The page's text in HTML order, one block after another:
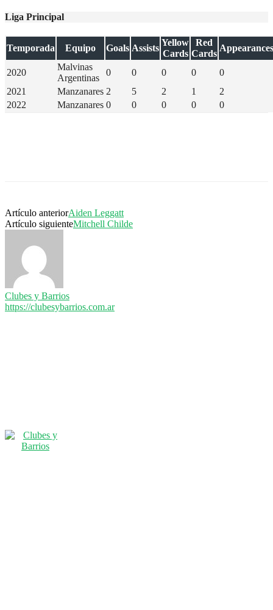
Liga Principal
Temporada Equipo Goals Assists
Yellow
Cards
Red
Cards
Appearances
2020
Malvinas
Argentinas
0 0 0 0
0
2021
Manzanares 2 5 2 1
2
2022
Manzanares 0 0 0 0 0
Artículo anteriorAiden Leggatt
Artículo siguienteMitchell Childe
Clubes y Barrios
https://clubesybarrios.com.ar